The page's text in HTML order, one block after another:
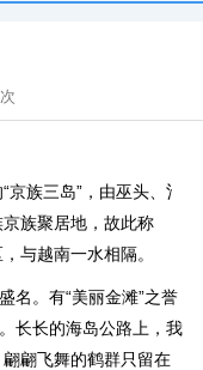
次
族三岛”，由巫头、氵
族聚居地，故此称
与越南一水相隔。
名。有“美丽金滩”之誉
长长的海岛公路上，我
翩飞舞的鹤群只留在